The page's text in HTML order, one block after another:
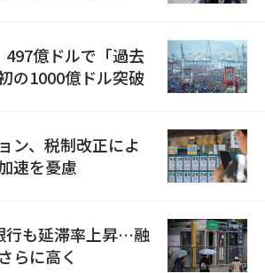
億ドルで「過去
の1000億ドル突破
ン、税制改正によ
速を憂慮
行も延滞率上昇…融
らに高く